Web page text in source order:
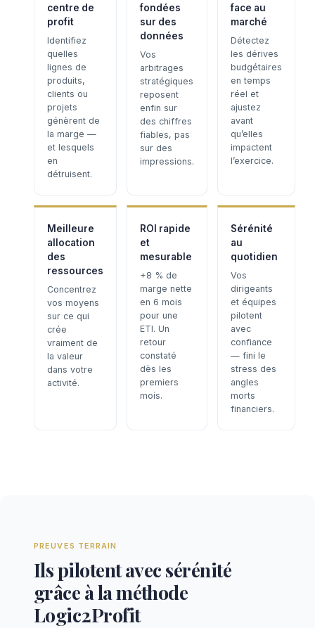
centre de
profit
Identifiez
quelles
lignes de
produits,
clients ou
projets
génèrent de
la marge —
et lesquels
en
détruisent.
fondées
sur des
données
Vos
arbitrages
stratégiques
reposent
enfin sur
des chiffres
fiables, pas
sur des
impressions.
face au
marché
Détectez
les dérives
budgétaires
en temps
réel et
ajustez
avant
qu’elles
impactent
l’exercice.
Meilleure
allocation
des
ressources
Concentrez
vos moyens
sur ce qui
crée
vraiment de
la valeur
dans votre
activité.
ROI rapide
et
mesurable
+8 % de
marge nette
en 6 mois
pour une
ETI. Un
retour
constaté
dès les
premiers
mois.
Sérénité
au
quotidien
Vos
dirigeants
et équipes
pilotent
avec
confiance
— fini le
stress des
angles
morts
financiers.
PREUVES TERRAIN
Ils pilotent avec sérénité
grâce à la méthode
Logic2Profit